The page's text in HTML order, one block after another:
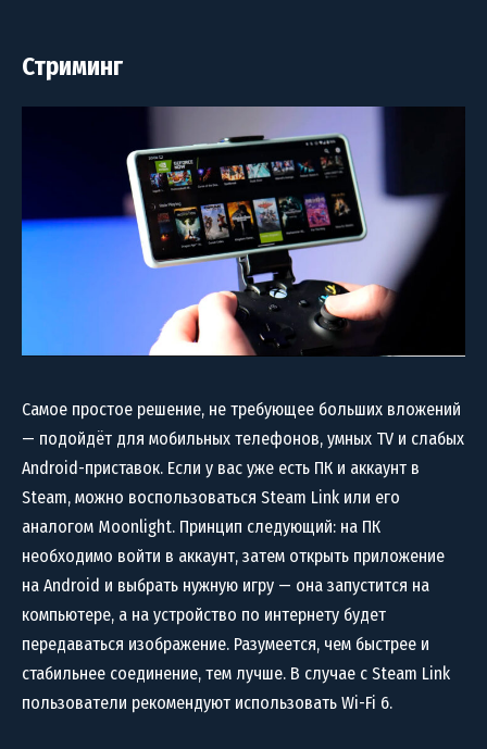
Стриминг
Самое простое решение, не требующее больших вложений
— подойдёт для мобильных телефонов, умных TV и слабых
Android-приставок. Если у вас уже есть ПК и аккаунт в
Steam, можно воспользоваться Steam Link или его
аналогом Moonlight. Принцип следующий: на ПК
необходимо войти в аккаунт, затем открыть приложение
на Android и выбрать нужную игру — она запустится на
компьютере, а на устройство по интернету будет
передаваться изображение. Разумеется, чем быстрее и
стабильнее соединение, тем лучше. В случае с Steam Link
пользователи рекомендуют использовать Wi-Fi 6.